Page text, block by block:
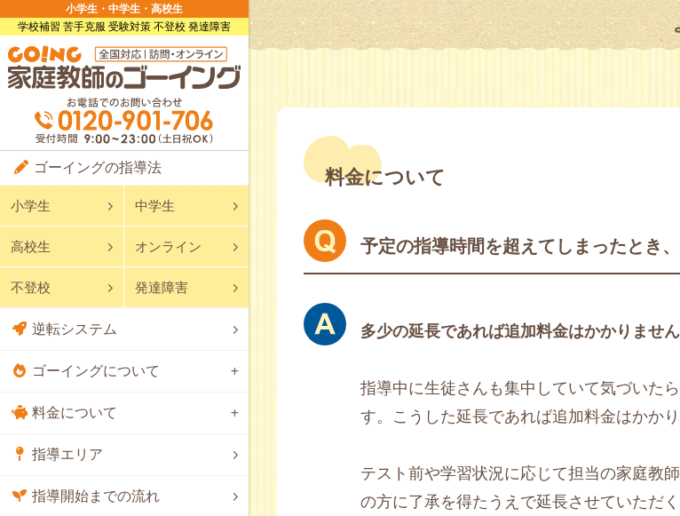
小学生・中学生・高校生
学校補習 苦手克服 受験対策 不登校 発達障害
料金について
予定の指導時間を超えてしまったとき
多少の延長であれば追加料金はかかりません
指導中に生徒さんも集中していて気づいた
す。こうした延長であれば追加料金はかか
テスト前や学習状況に応じて担当の家庭教
の方に了承を得たうえで延長させていただ
ゴーイングの指導法
小学生 中学生
高校生 オンライン
不登校 発達障害
逆転システム
ゴーイングについて
料金について
指導エリア
指導開始までの流れ